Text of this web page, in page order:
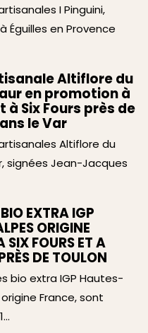
I Pinguini,
Éguilles en Provence
Altiflore du
en promotion à
à Six Fours près de
le Var
Altiflore du
signées Jean-Jacques
EXTRA IGP
ORIGINE
SIX FOURS ET A
DE TOULON
bio extra IGP Hautes-
origine France, sont